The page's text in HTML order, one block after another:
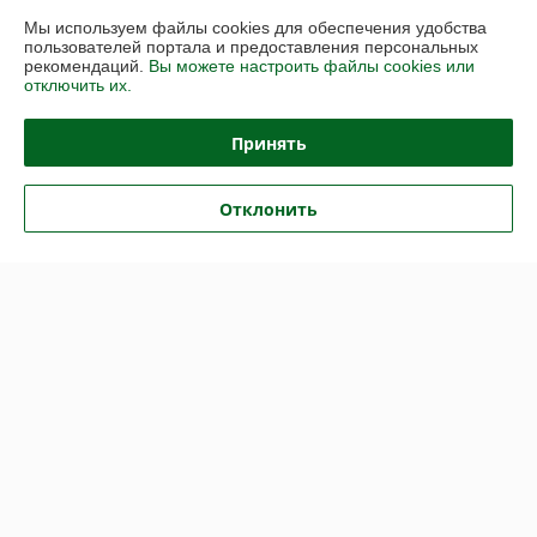
Полная версия сайта
Политика обработки cookies
Сайт создан на платформе Deal.by
Мы используем файлы cookies для обеспечения удобства
пользователей портала и предоставления персональных
рекомендаций. Вы можете настроить файлы cookies или
отключить их.
Принять
Отклонить